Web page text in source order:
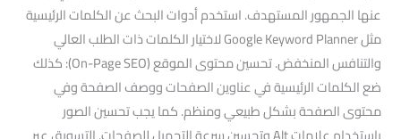
عنها الجمهور المستهدف. استخدم أدوات البحث عن الكلمات الرئيسية
مثل Google Keyword Planner لاختيار الكلمات ذات الطلب العالي
والتنافس المنخفض. تحسين محتوى الموقع (On-Page SEO): كذلك
ضع الكلمات الرئيسية في عناوين الصفحات ووصف الصفحة وفي
محتوى الصفحة بشكل طبيعي ومنظم. كما يجب تحسين الصور